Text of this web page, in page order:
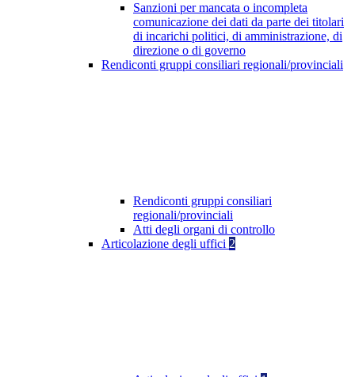
Sanzioni per mancata o incompleta
comunicazione dei dati da parte dei titolari
di incarichi politici, di amministrazione, di
direzione o di governo
Rendiconti gruppi consiliari regionali/provinciali
Rendiconti gruppi consiliari
regionali/provinciali
Atti degli organi di controllo
Articolazione degli uffici 2